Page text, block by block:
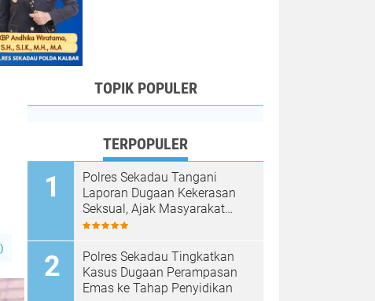
)
TOPIK POPULER
TERPOPULER
Polres Sekadau Tangani
Laporan Dugaan Kekerasan
Seksual, Ajak Masyarakat
Jaga Ruang Digital
Polres Sekadau Tingkatkan
Kasus Dugaan Perampasan
Emas ke Tahap Penyidikan